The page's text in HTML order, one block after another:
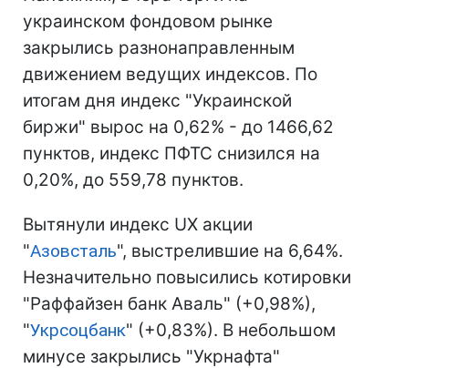
украинском фондовом рынке
закрылись разнонаправленным
движением ведущих индексов. По
итогам дня индекс "Украинской
биржи" вырос на 0,62% - до 1466,62
пунктов, индекс ПФТС снизился на
0,20%, до 559,78 пунктов.
Вытянули индекс UX акции
"Азовсталь", выстрелившие на 6,64%.
Незначительно повысились котировки
"Раффайзен банк Аваль" (+0,98%),
"Укрсоцбанк" (+0,83%). В небольшом
минусе закрылись "Укрнафта"